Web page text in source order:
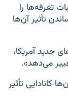
تعرفه‌ها را
تأثیر آن‌ها
جدید آمریکا،
می‌دهد».
کانادایی تأثیر